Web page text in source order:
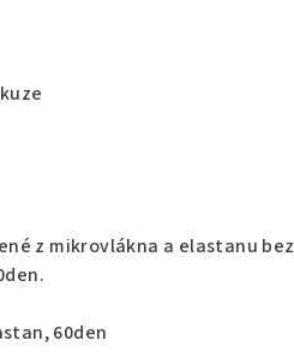
z mikrovlákna a elastanu bez
60den